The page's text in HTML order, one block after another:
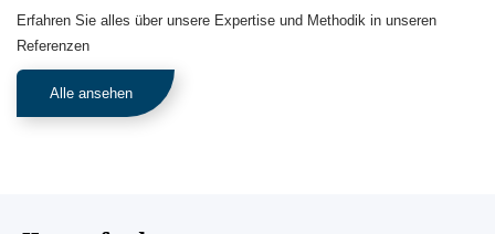
Erfahren Sie alles über unsere Expertise und Methodik in unseren
Referenzen
Alle ansehen